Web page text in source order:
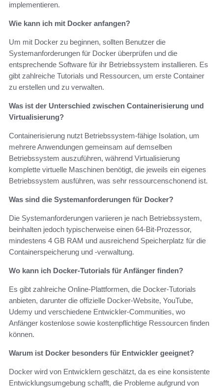
implementieren.
Wie kann ich mit Docker anfangen?
Um mit Docker zu beginnen, sollten Benutzer die
Systemanforderungen für Docker überprüfen und die
entsprechende Software für ihr Betriebssystem installieren. Es
gibt zahlreiche Tutorials und Ressourcen, um erste Container
zu erstellen und zu verwalten.
Was ist der Unterschied zwischen Containerisierung und
Virtualisierung?
Containerisierung nutzt Betriebssystem-fähige Isolation, um
mehrere Anwendungen gemeinsam auf demselben
Betriebssystem auszuführen, während Virtualisierung
komplette virtuelle Maschinen benötigt, die jeweils ein eigenes
Betriebssystem ausführen, was sehr ressourcenschonend ist.
Was sind die Systemanforderungen für Docker?
Die Systemanforderungen variieren je nach Betriebssystem,
beinhalten jedoch typischerweise einen 64-Bit-Prozessor,
mindestens 4 GB RAM und ausreichend Speicherplatz für die
Containerspeicherung und -verwaltung.
Wo kann ich Docker-Tutorials für Anfänger finden?
Es gibt zahlreiche Online-Plattformen, die Docker-Tutorials
anbieten, darunter die offizielle Docker-Website, YouTube,
Udemy und verschiedene Entwickler-Communities, wo
Anfänger kostenlose sowie kostenpflichtige Ressourcen finden
können.
Warum ist Docker besonders für Entwickler geeignet?
Docker wird von Entwicklern geschätzt, da es eine konsistente
Entwicklungsumgebung schafft, die Probleme aufgrund von